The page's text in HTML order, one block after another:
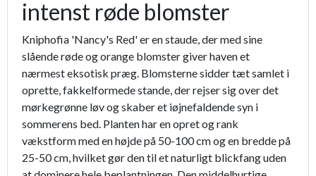
intenst røde blomster
Kniphofia 'Nancy's Red' er en staude, der med sine
slående røde og orange blomster giver haven et
nærmest eksotisk præg. Blomsterne sidder tæt samlet i
oprette, fakkelformede stande, der rejser sig over det
mørkegrønne løv og skaber et iøjnefaldende syn i
sommerens bed. Planten har en opret og rank
vækstform med en højde på 50-100 cm og en bredde på
25-50 cm, hvilket gør den til et naturligt blickfang uden